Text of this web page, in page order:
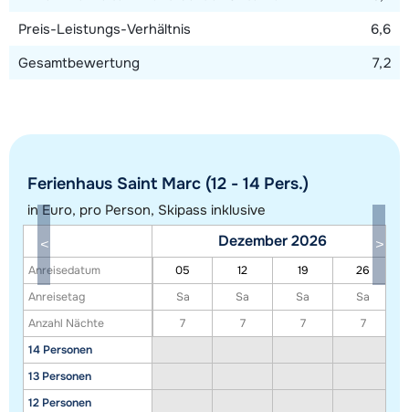
Alle Unterkünfte in diesem Gebiet anzeigen
Diese Karte zeigt eine Indikation der Lage unserer Unterkünfte. Die genaue
Lage kann jedoch abweichen.
Preis-Leistungs-Verhältnis
6,6
Gesamtbewertung
7,2
Ferienhaus Saint Marc (12 - 14 Pers.)
in Euro, pro Person, Skipass inklusive
Anreisedatum
Anreisetag
Anzahl Nächte
14 Personen
13 Personen
12 Personen
Dezember 2026
05 12 19
26
Sa
Sa Sa
Sa
7
7 7 7